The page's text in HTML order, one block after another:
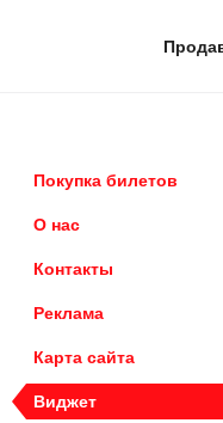
Покупка билетов
О нас
Контакты
Реклама
Карта сайта
Виджет